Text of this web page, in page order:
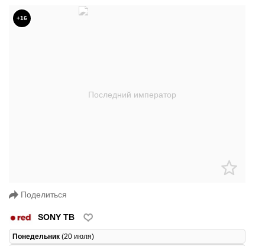
+16
Поделиться
SONY ТВ
Понедельник (20 июля)